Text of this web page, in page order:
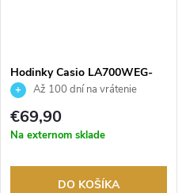
Hodinky Casio LA700WEG-
9AEFAž 100 dní na vrátenie
tovaru. Autorizovaný predajca.
€69,90
Na externom sklade
DO KOŠÍKA